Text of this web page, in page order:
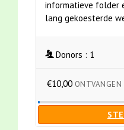
informatieve folder
lang gekoesterde
Donors : 1
€10,00 ONTVANGEN